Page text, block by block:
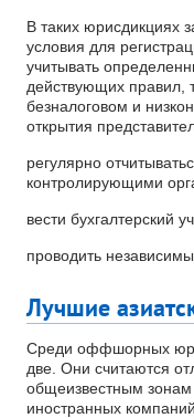
В таких юрисдикциях
условия для
учитывать
действующих правил,
безналоговом и
открытия
регулярно
контролирующими
вести бухгалтерский
проводить
Лучшие
Среди оффшорных
две. Они считаются
общеизвестным
иностранных компаний.